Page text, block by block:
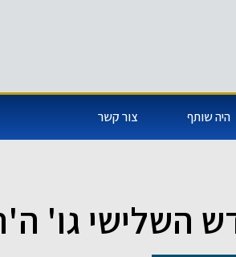
היה שותף צור קשר
השלישי גו'